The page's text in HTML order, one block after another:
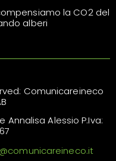
la CO2 del
alberi
Comunicareineco
Annalisa Alessio P.Iva: